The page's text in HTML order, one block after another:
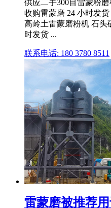
供应二手300目雷蒙粉
收购雷蒙磨 24 小时发
高岭土雷蒙磨粉机 石头
时发货 ...
联系电话: 180 3780 8511
雷蒙磨被推荐